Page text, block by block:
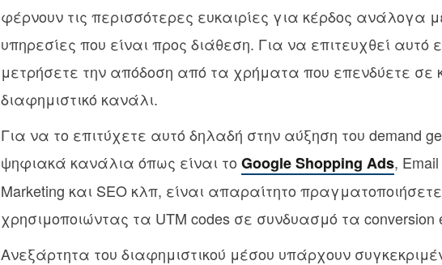
φέρνουν τις περισσότερες ευκαιρίες για κέρδος ανάλογα
υπηρεσίες που είναι προς διάθεση. Για να επιτευχθεί αυτό
μετρήσετε την απόδοση από τα χρήματα που επενδύετε σε
διαφημιστικό κανάλι.
Για να το επιτύχετε αυτό δηλαδή στην αύξηση του demand
ψηφιακά κανάλια όπως είναι το Google Shopping Ads,
Marketing και SEO κλπ, είναι απαραίτητο
χρησιμοποιώντας τα UTM codes σε συνδυασμό τα conversion
Ανεξάρτητα του διαφημιστικού μέσου υπάρχουν